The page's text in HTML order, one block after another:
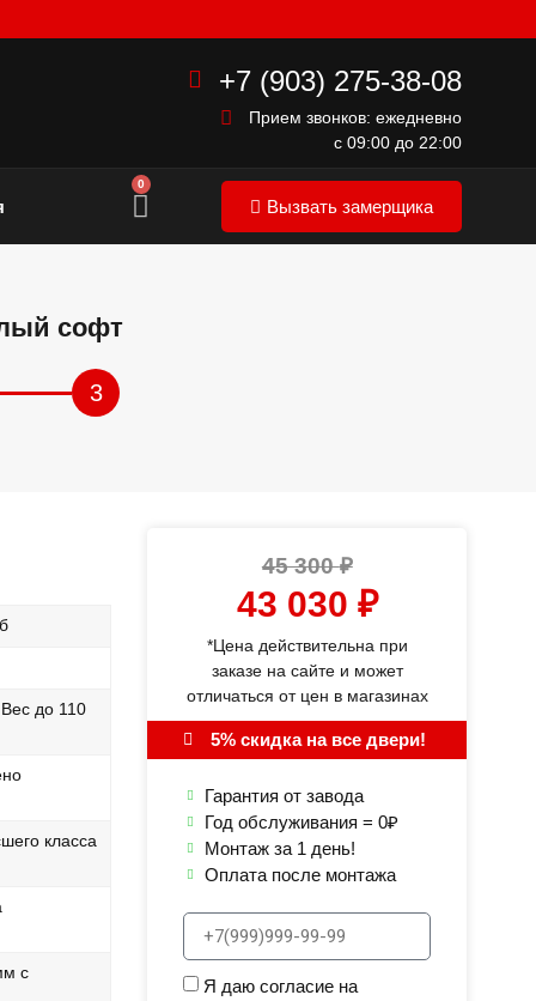
+7 (903) 275-38-08
Прием звонков: ежедневно
с 09:00 до 22:00
0
Вызвать замерщика
софт
3
до 110
класса
с
45 300₽
43 030 ₽
*Цена действительна при
заказе на сайте и может
отличаться от цен в магазинах
5% скидка на все двери!
Гарантия от завода
Год обслуживания = 0₽
Монтаж за 1 день!
Оплата после монтажа
Я даю согласие на